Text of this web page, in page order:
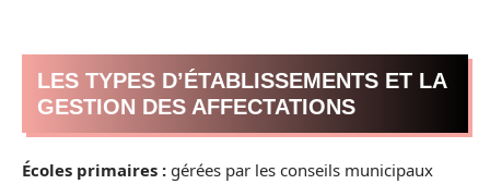
LES TYPES D’ÉTABLISSEMENTS ET LA
GESTION DES AFFECTATIONS
Écoles primaires : gérées par les conseils municipaux